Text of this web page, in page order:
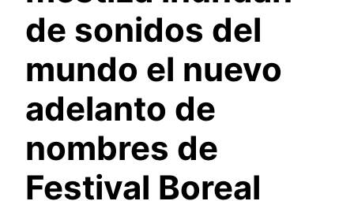
de sonidos del
mundo el nuevo
adelanto de
nombres de
Festival Boreal